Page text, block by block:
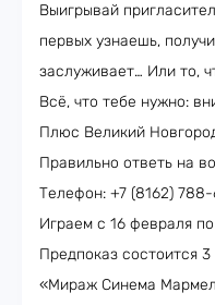
Выигрывай
первых узнаешь,
заслуживает… Или то,
Всё, что тебе нужно:
Плюс Великий
Правильно ответь на
Телефон: +7 (8162)
Играем с 16 февраля
Предпоказ состоится
«Мираж Синема